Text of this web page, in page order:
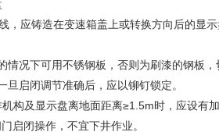
，应铸造在变速箱盖上或转换方向后的显
况下可用不锈钢板，否则为刷漆的钢板，
启闭调节准确后，应以铆钉锁定。
构及显示盘离地面距离≥1.5m时，应设有
启闭操作，不宜下井作业。